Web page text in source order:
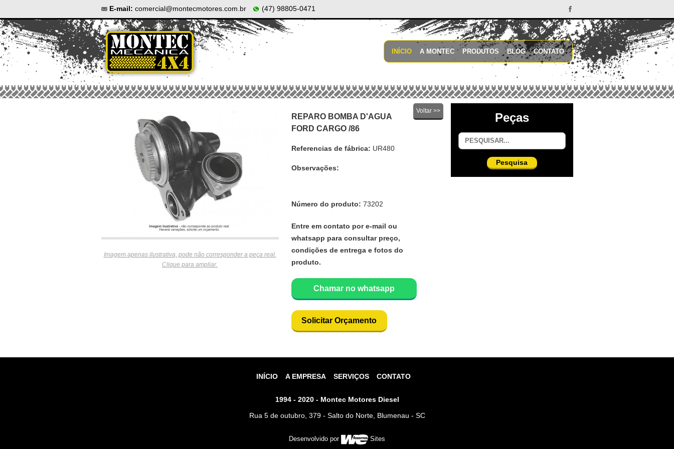
E-mail: comercial@montecmotores.com.br (47) 98805-0471
INÍCIO A MONTEC PRODUTOS BLOG CONTATO
Imagem apenas ilustrativa, pode não corresponder a peça real.
Clique para ampliar.
Voltar >>
REPARO BOMBA D'AGUA
FORD CARGO /86
Referencias de fábrica: UR480
Observações:
Número do produto: 73202
Entre em contato por e-mail ou
whatsapp para consultar preço,
condições de entrega e fotos do
produto.
Chamar no whatsapp
Solicitar Orçamento
Peças
Pesquisa
INÍCIO A EMPRESA SERVIÇOS CONTATO
1994 - 2020 - Montec Motores Diesel
Rua 5 de outubro, 379 - Salto do Norte, Blumenau - SC
Desenvolvido por Sites